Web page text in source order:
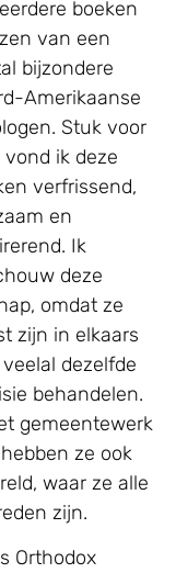
boeken
van een
bijzondere
Amerikaanse
Stuk voor
vond ik deze
verfrissend,
en
Ik
deze
omdat ze
zijn in elkaars
dezelfde
behandelen.
gemeentewerk
ze ook
waar ze alle
zijn.
Orthodox